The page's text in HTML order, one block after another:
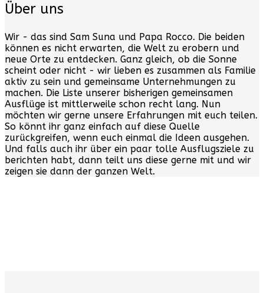
Über uns
Wir - das sind Sam Suna und Papa Rocco. Die beiden
können es nicht erwarten, die Welt zu erobern und
neue Orte zu entdecken. Ganz gleich, ob die Sonne
scheint oder nicht - wir lieben es zusammen als Familie
aktiv zu sein und gemeinsame Unternehmungen zu
machen. Die Liste unserer bisherigen gemeinsamen
Ausflüge ist mittlerweile schon recht lang. Nun
möchten wir gerne unsere Erfahrungen mit euch teilen.
So könnt ihr ganz einfach auf diese Quelle
zurückgreifen, wenn euch einmal die Ideen ausgehen.
Und falls auch ihr über ein paar tolle Ausflugsziele zu
berichten habt, dann teilt uns diese gerne mit und wir
zeigen sie dann der ganzen Welt.